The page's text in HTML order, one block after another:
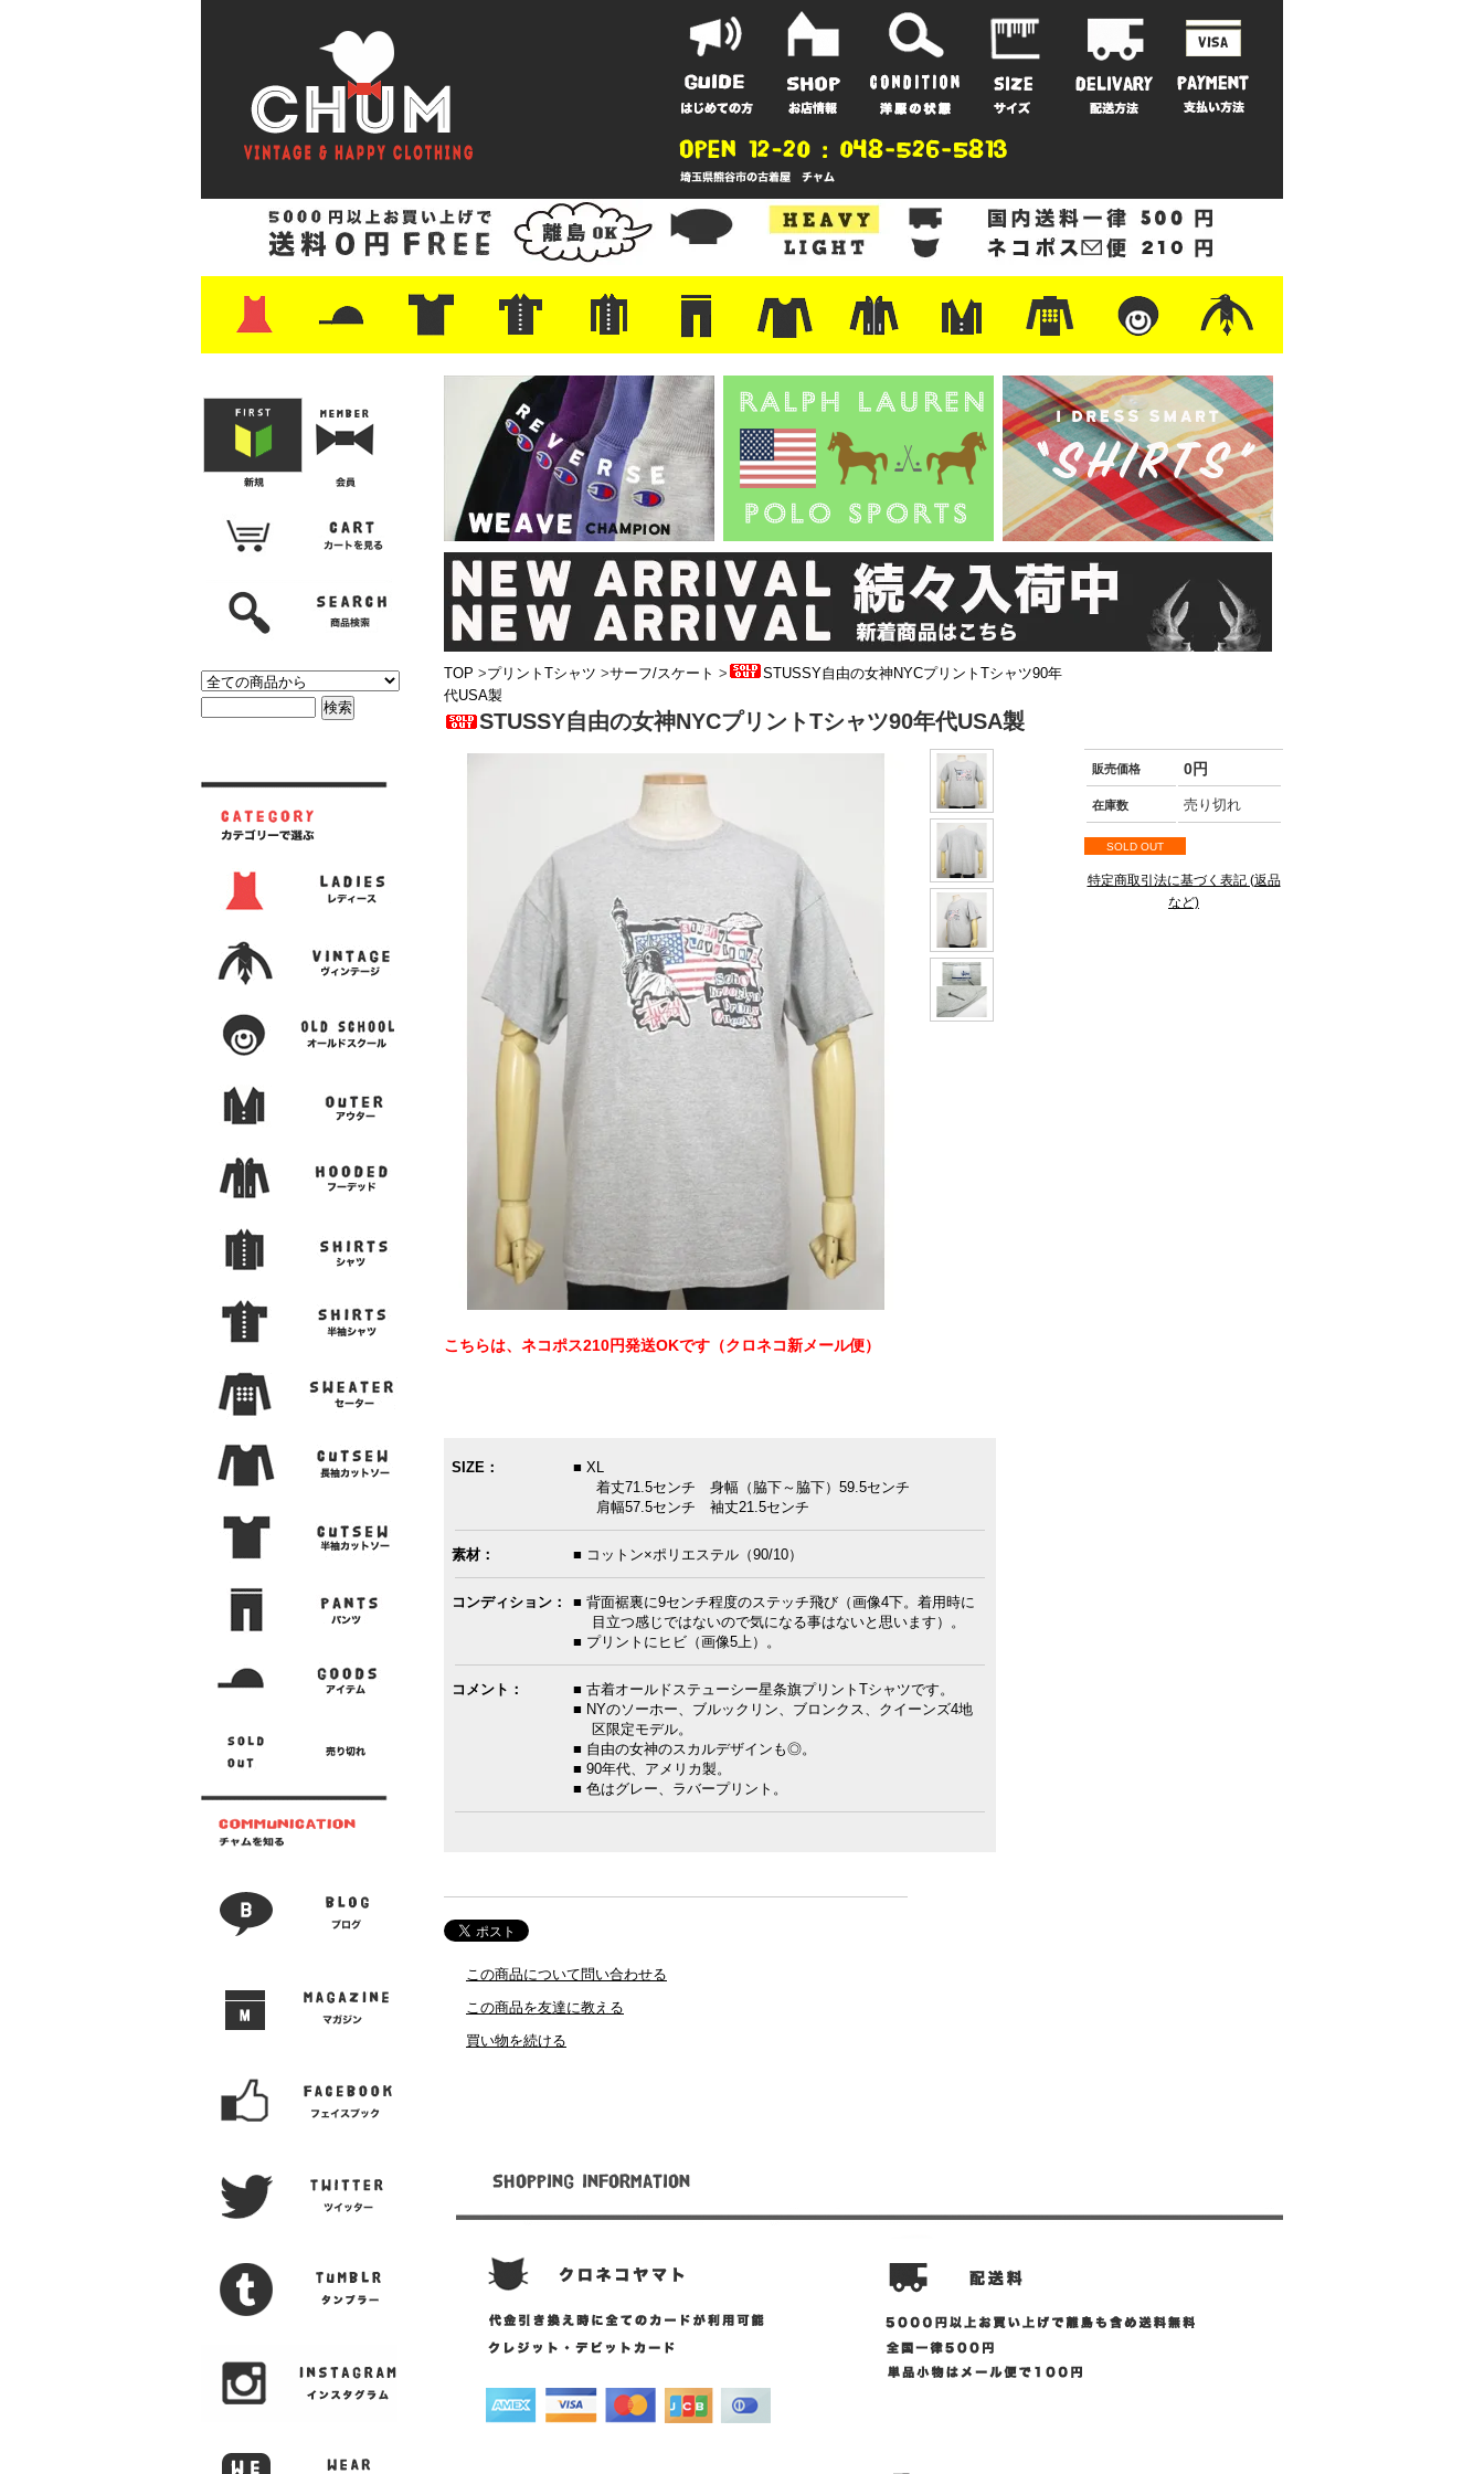
・レザーシューズ/スニーカー
・プリントTシャツ
・バンド/ツアー
・キャラクター
・Nike/adidas/スポーツ
・チャンピオン
・サーフ/スケート
・ボーダー/総柄/無地
・フットボール/リンガー
・タンクトップ/NBA・ポロシャツ
・半袖シャツ
・アロハ/サーフ/ボーリング
・ラルフ/ブランド
・無地/チェック/ストライプ
・ワーク/ミリタリー/ウエスタ
・ネル/ウール ・ショートパンツ
・アウトドア/グラミチ
・ジーンズ/ペインター
・Levi's RED
・ミリタリー/ワーク
・コーデュロイ/スタプレ
・コットン/スラックス/チノ
・オーバーオール/つなぎ
・ジャージ/スウェット/ナイロ
ン
・セントジェームス/ルミノア
・ロンT/サーマル/ラグビー・プリント/半袖/スウェット
・チャンピオン/リバース
・パーカー ・デニム/コットン
・アウトドア/フリース
・ジャージ/ナイロン
・ミリタリー/ワーク
・ウール/レザー
・スーツ/ジレ
TOP >プリントTシャツ >サーフ/スケート >
STUSSY自由の女神NYCプリントTシャツ90年
代USA製
STUSSY自由の女神NYCプリントTシャツ90年代USA製
販売価格 0円
在庫数 売り切れ
SOLD OUT
特定商取引法に基づく表記 (返品
など)
こちらは、ネコポス210円発送OKです（クロネコ新メール便）
SIZE：
■ XL
着丈71.5センチ 身幅（脇下～脇下）59.5センチ
肩幅57.5センチ 袖丈21.5センチ
素材： ■ コットン×ポリエステル（90/10）
コンディション：
■ 背面裾裏に9センチ程度のステッチ飛び（画像4下。着用時に
目立つ感じではないので気になる事はないと思います）。
■ プリントにヒビ（画像5上）。
コメント：
■ 古着オールドステューシー星条旗プリントTシャツです。
■ NYのソーホー、ブルックリン、ブロンクス、クイーンズ4地
区限定モデル。
■ 自由の女神のスカルデザインも◎。
■ 90年代、アメリカ製。
■ 色はグレー、ラバープリント。
この商品について問い合わせる
この商品を友達に教える
買い物を続ける